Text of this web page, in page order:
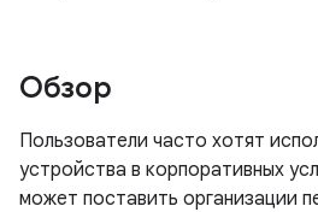
Обзор
Пользователи часто хотят
устройства в корпоративных
может поставить организации